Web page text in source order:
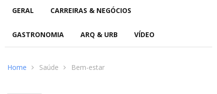
GERAL CARREIRAS & NEGÓCIOS
GASTRONOMIA ARQ & URB VÍDEO
Home Saúde Bem-estar